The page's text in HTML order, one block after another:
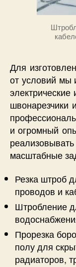
Для
от условий мы
швонарезчики
и огромный
масштабные
Резка штроб
проводов и
Штробление
Прорезка
полу для
радиаторов,